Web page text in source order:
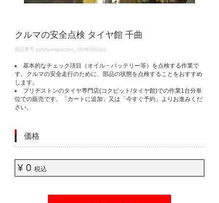
クルマの安全点検 タイヤ館 千曲
DETAILS
商品番号 safety-inspection_JSH8380101
基本的なチェック項目（オイル・バッテリー等）を点検する作業で
す。クルマの安全走行のために、部品の状態を点検することをおすすめ
します。
ブリヂストンのタイヤ専門店(コクピット/タイヤ館)での作業1台分単
位での販売です。「カートに追加」又は「今すぐ予約」よりお進みくだ
さい。
価格
¥ 0 税込